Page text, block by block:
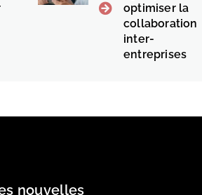
optimiser la
collaboration
inter-
entreprises
nouvelles